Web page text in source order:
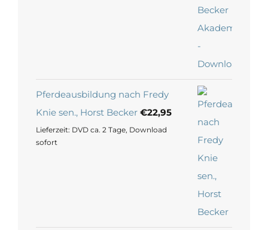
Pferdeausbildung nach Fredy
Knie sen., Horst Becker €22,95
Lieferzeit: DVD ca. 2 Tage, Download
sofort